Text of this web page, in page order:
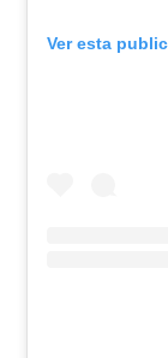
Ver esta